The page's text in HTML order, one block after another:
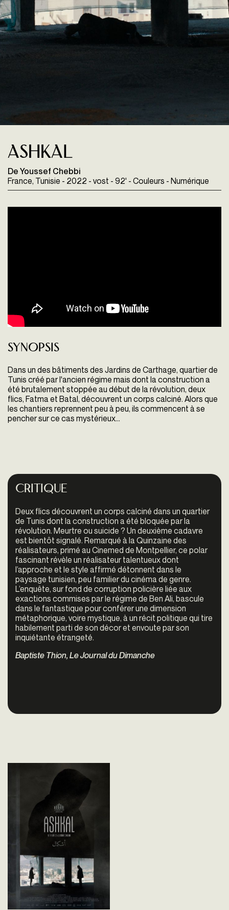
Ashkal
De Youssef Chebbi
France, Tunisie - 2022 - vost - 92' - Couleurs - Numérique
Synopsis
Dans un des bâtiments des Jardins de Carthage, quartier de
Tunis créé par l'ancien régime mais dont la construction a
été brutalement stoppée au début de la révolution, deux
flics, Fatma et Batal, découvrent un corps calciné. Alors que
les chantiers reprennent peu à peu, ils commencent à se
pencher sur ce cas mystérieux…
Critique
Deux flics découvrent un corps calciné dans un quartier
de Tunis dont la construction a été bloquée par la
révolution. Meurtre ou suicide ? Un deuxième cadavre
est bientôt signalé. Remarqué à la Quinzaine des
réalisateurs, primé au Cinemed de Montpellier, ce polar
fascinant révèle un réalisateur talentueux dont
l’approche et le style affirmé détonnent dans le
paysage tunisien, peu familier du cinéma de genre.
L’enquête, sur fond de corruption policière liée aux
exactions commises par le régime de Ben Ali, bascule
dans le fantastique pour conférer une dimension
métaphorique, voire mystique, à un récit politique qui tire
habilement parti de son décor et envoute par son
inquiétante étrangeté.
Baptiste Thion, Le Journal du Dimanche